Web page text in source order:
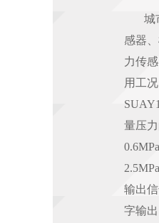
城市
感器
力传
用工
量压
输出
字输